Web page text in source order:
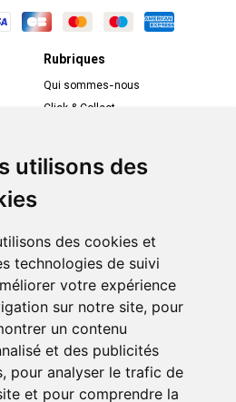
utilisons des
des cookies et
technologies de suivi
votre expérience
sur notre site, pour
un contenu
et des publicités
pour analyser le trafic de
et pour comprendre la
Rubriques
Qui sommes-nous
Click & Collect
Compte professionnel
Envoi d’ordonnance
Suivez-nous
Livraison
Retrait à la pharmacie
Livraison chez vous
Livraison dans un Point Relais